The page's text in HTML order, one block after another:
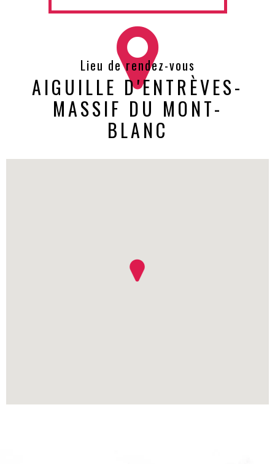
Lieu de rendez-vous
AIGUILLE D'ENTRÈVES-
MASSIF DU MONT-
BLANC